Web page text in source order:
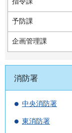
予防課
企画管理課
消防署
中央消防署
東消防署